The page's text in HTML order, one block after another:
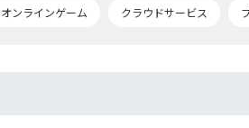
オンラインゲーム クラウドサービス